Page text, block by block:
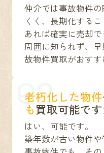
仲介では事故物件
くく、長期化する
あれば確実に売却で
周囲に知られず、
故物件買取がおすす
Q2
老朽化した物件
も買取可能です
はい、可能です。
築年数が古い物件